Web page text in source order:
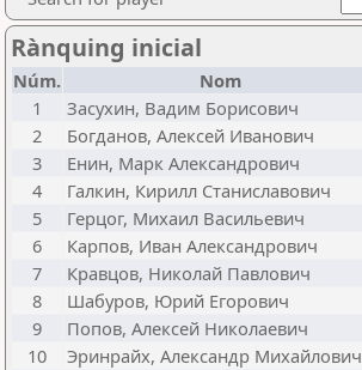
Rànquing inicial
Núm. Nom
1
Засухин, Вадим Борисович
2
Богданов, Алексей Иванович
3
Енин, Марк Александрович
4
Галкин, Кирилл Станиславович
5
Герцог, Михаил Васильевич
6
Карпов, Иван Александрович
7
Кравцов, Николай Павлович
8
Шабуров, Юрий Егорович
9
Попов, Алексей Николаевич
10
Эринрайх, Александр Михайлович